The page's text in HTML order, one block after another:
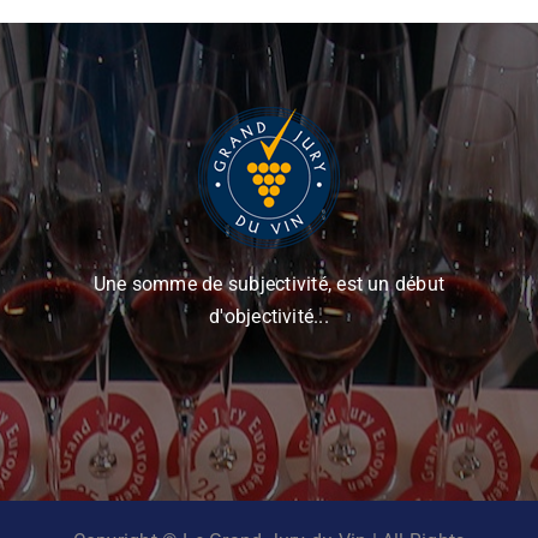
Une somme de subjectivité, est un début
d'objectivité...